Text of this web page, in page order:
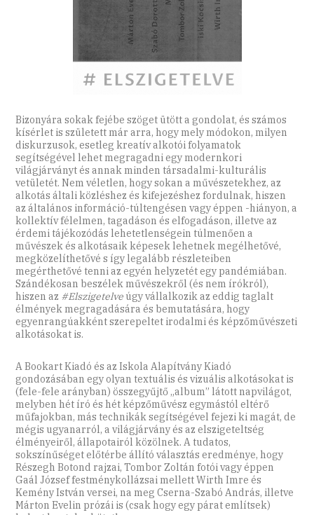
Bizonyára sokak fejébe szöget ütött a gondolat, és számos
kísérlet is született már arra, hogy mely módokon, milyen
diskurzusok, esetleg kreatív alkotói folyamatok
segítségével lehet megragadni egy modernkori
világjárványt és annak minden társadalmi-kulturális
vetületét. Nem véletlen, hogy sokan a művészetekhez, az
alkotás általi közléshez és kifejezéshez fordulnak, hiszen
az általános információ-túltengésen vagy éppen -hiányon, a
kollektív félelmen, tagadáson és elfogadáson, illetve az
érdemi tájékozódás lehetetlenségein túlmenően a
művészek és alkotásaik képesek lehetnek megélhetővé,
megközelíthetővé s így legalább részleteiben
megérthetővé tenni az egyén helyzetét egy pandémiában.
Szándékosan beszélek művészekről (és nem írókról),
hiszen az #Elszigetelve úgy vállalkozik az eddig taglalt
élmények megragadására és bemutatására, hogy
egyenrangúakként szerepeltet irodalmi és képzőművészeti
alkotásokat is.
A Bookart Kiadó és az Iskola Alapítvány Kiadó
gondozásában egy olyan textuális és vizuális alkotásokat is
(fele-fele arányban) összegyűjtő „album” látott napvilágot,
melyben hét író és hét képzőművész egymástól eltérő
műfajokban, más technikák segítségével fejezi ki magát, de
mégis ugyanarról, a világjárvány és az elszigeteltség
élményeiről, állapotairól közölnek. A tudatos,
sokszínűséget előtérbe állító választás eredménye, hogy
Részegh Botond rajzai, Tombor Zoltán fotói vagy éppen
Gaál József festménykollázsai mellett Wirth Imre és
Kemény István versei, na meg Cserna-Szabó András, illetve
Márton Evelin prózái is (csak hogy egy párat említsek)